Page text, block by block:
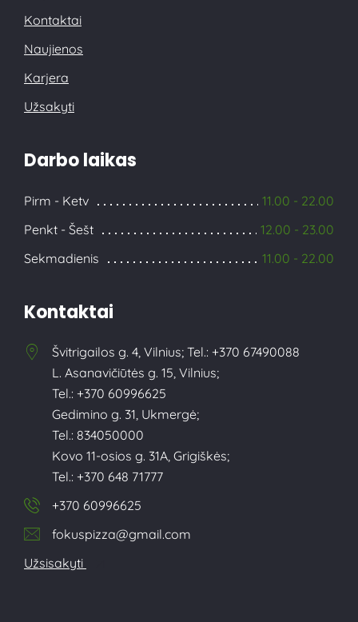
Kontaktai
Naujienos
Karjera
Užsakyti
Darbo laikas
Pirm - Ketv
11.00 - 22.00
Penkt - Šešt
12.00 - 23.00
Sekmadienis
11.00 - 22.00
Kontaktai
Švitrigailos g. 4, Vilnius; Tel.: +370 67490088
L. Asanavičiūtės g. 15, Vilnius;
Tel.: +370 60996625
Gedimino g. 31, Ukmergė;
Tel.: 834050000
Kovo 11-osios g. 31A, Grigiškės;
Tel.: +370 648 71777
+370 60996625
fokuspizza@gmail.com
Užsisakyti